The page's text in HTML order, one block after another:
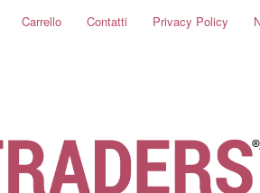
Carrello Contatti Privacy Policy